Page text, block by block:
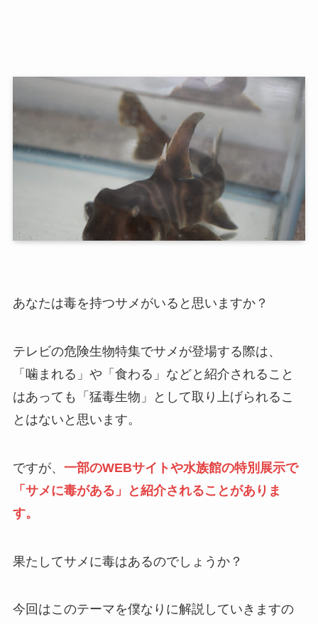
あなたは毒を持つサメがいると思いますか？
テレビの危険生物特集でサメが登場する際は、
「噛まれる」や「食わる」などと紹介されること
はあっても「猛毒生物」として取り上げられるこ
とはないと思います。
ですが、 一部のWEBサイトや水族館の特別展示で
「サメに毒がある」と紹介されることがありま
す。
果たしてサメに毒はあるのでしょうか？
今回はこのテーマを僕なりに解説していきますの